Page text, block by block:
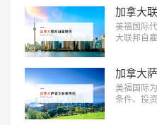
加拿大
美福国际
大联邦自
加拿大
美福国际
条件、投